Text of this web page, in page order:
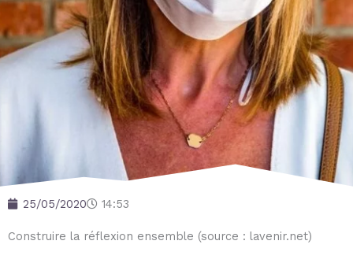
25/05/2020 14:53
Construire la réflexion ensemble (source : lavenir.net)